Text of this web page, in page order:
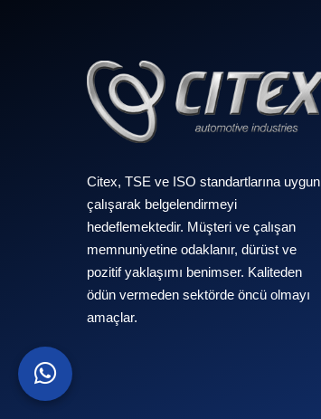
Citex, TSE ve ISO standartlarına uygun
çalışarak belgelendirmeyi
hedeflemektedir. Müşteri ve çalışan
memnuniyetine odaklanır, dürüst ve
pozitif yaklaşımı benimser. Kaliteden
ödün vermeden sektörde öncü olmayı
amaçlar.